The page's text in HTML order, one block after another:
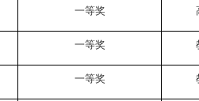
一等奖
一等奖
一等奖